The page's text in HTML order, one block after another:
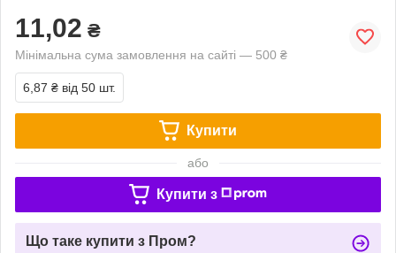
11,02 ₴
Мінімальна сума замовлення на сайті — 500 ₴
6,87 ₴ від 50 шт.
Купити
або
Купити з
Що таке купити з Пром?